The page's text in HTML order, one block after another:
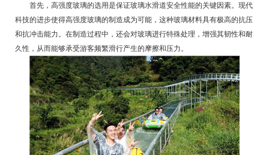
首先，高强度玻璃的选用是保证玻璃水滑道安全性能的关键因素。现代
科技的进步使得高强度玻璃的制造成为可能，这种玻璃材料具有极高的抗压
和抗冲击能力。在制造过程中，还会对玻璃进行特殊处理，增强其韧性和耐
久性，从而能够承受游客频繁滑行产生的摩擦和压力。